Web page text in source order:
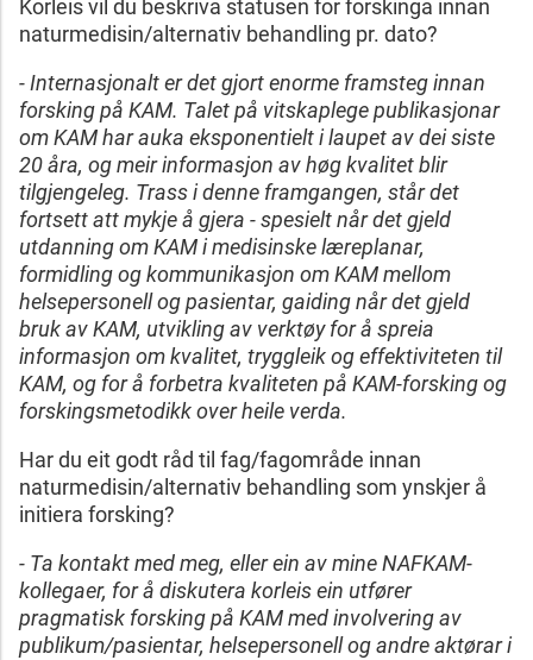
Korleis vil du beskriva statusen for forskinga innan
naturmedisin/alternativ behandling pr. dato?
- Internasjonalt er det gjort enorme framsteg innan
forsking på KAM. Talet på vitskaplege publikasjonar
om KAM har auka eksponentielt i laupet av dei siste
20 åra, og meir informasjon av høg kvalitet blir
tilgjengeleg. Trass i denne framgangen, står det
fortsett att mykje å gjera - spesielt når det gjeld
utdanning om KAM i medisinske læreplanar,
formidling og kommunikasjon om KAM mellom
helsepersonell og pasientar, gaiding når det gjeld
bruk av KAM, utvikling av verktøy for å spreia
informasjon om kvalitet, tryggleik og effektiviteten til
KAM, og for å forbetra kvaliteten på KAM-forsking og
forskingsmetodikk over heile verda.
Har du eit godt råd til fag/fagområde innan
naturmedisin/alternativ behandling som ynskjer å
initiera forsking?
- Ta kontakt med meg, eller ein av mine NAFKAM-
kollegaer, for å diskutera korleis ein utfører
pragmatisk forsking på KAM med involvering av
publikum/pasientar, helsepersonell og andre aktørar i